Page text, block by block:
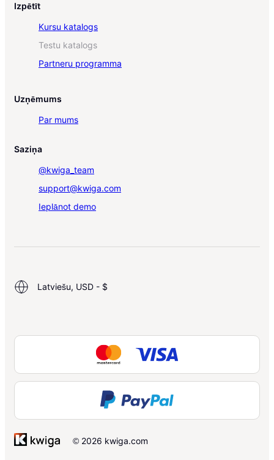
Izpētīt
Kursu katalogs
Testu katalogs
Partneru programma
Uzņēmums
Par mums
Saziņa
@kwiga_team
support@kwiga.com
Ieplānot demo
Latviešu, USD - $
© 2026 kwiga.com